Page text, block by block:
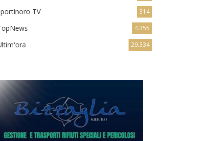
TV 314
4.355
29.334